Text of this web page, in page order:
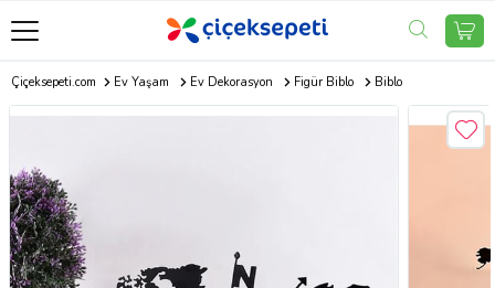
Çiçeksepeti.com Ev Yaşam Ev Dekorasyon Figür Biblo Biblo